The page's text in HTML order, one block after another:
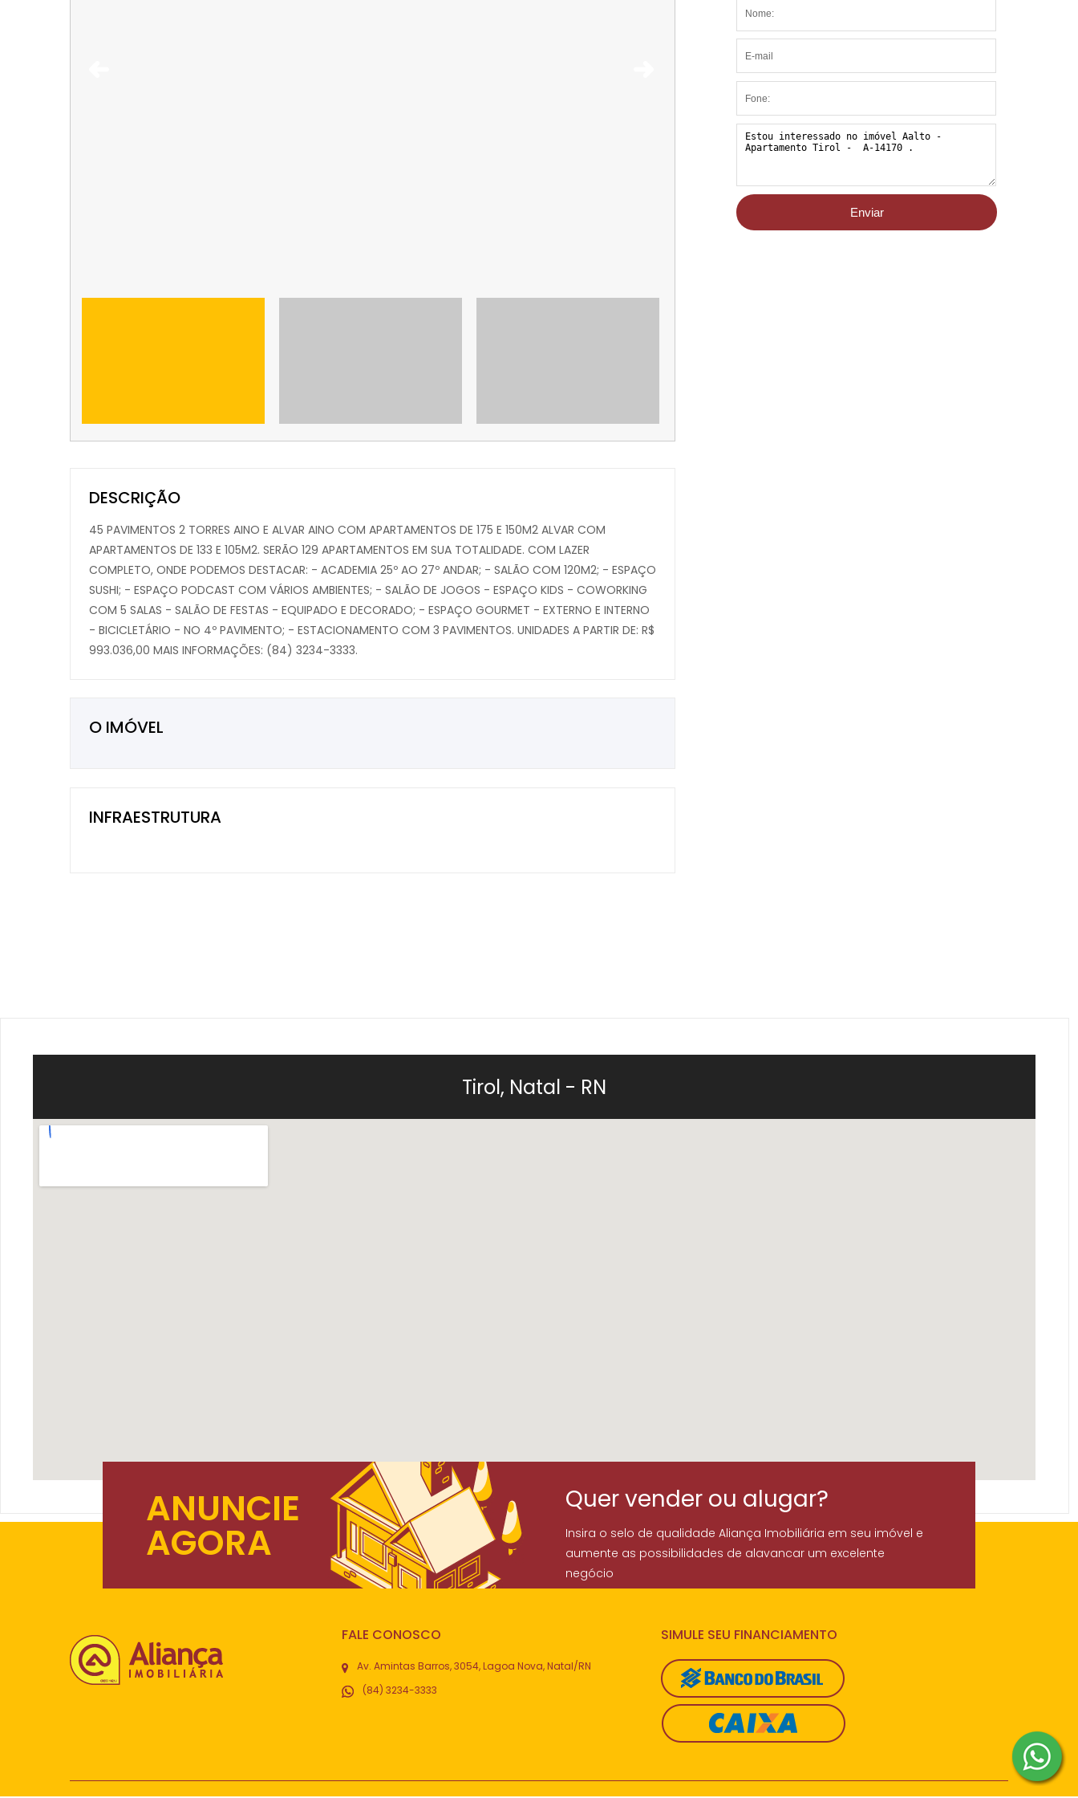
DESCRIÇÃO
45 PAVIMENTOS 2 TORRES AINO E ALVAR AINO COM APARTAMENTOS DE 175 E 150M2 ALVAR COM
APARTAMENTOS DE 133 E 105M2. SERÃO 129 APARTAMENTOS EM SUA TOTALIDADE. COM LAZER
COMPLETO, ONDE PODEMOS DESTACAR: - ACADEMIA 25º AO 27º ANDAR; - SALÃO COM 120M2; - ESPAÇO
SUSHI; - ESPAÇO PODCAST COM VÁRIOS AMBIENTES; - SALÃO DE JOGOS - ESPAÇO KIDS - COWORKING
COM 5 SALAS - SALÃO DE FESTAS - EQUIPADO E DECORADO; - ESPAÇO GOURMET - EXTERNO E INTERNO
- BICICLETÁRIO - NO 4º PAVIMENTO; - ESTACIONAMENTO COM 3 PAVIMENTOS. UNIDADES A PARTIR DE: R$
993.036,00 MAIS INFORMAÇÕES: (84) 3234-3333.
O IMÓVEL
INFRAESTRUTURA
Tirol, Natal - RN
ANUNCIE
AGORA
Quer vender ou alugar?
Insira o selo de qualidade Aliança Imobiliária em seu imóvel e
aumente as possibilidades de alavancar um excelente
negócio
FALE CONOSCO
Av. Amintas Barros, 3054, Lagoa Nova, Natal/RN
(84) 3234-3333
SIMULE SEU FINANCIAMENTO